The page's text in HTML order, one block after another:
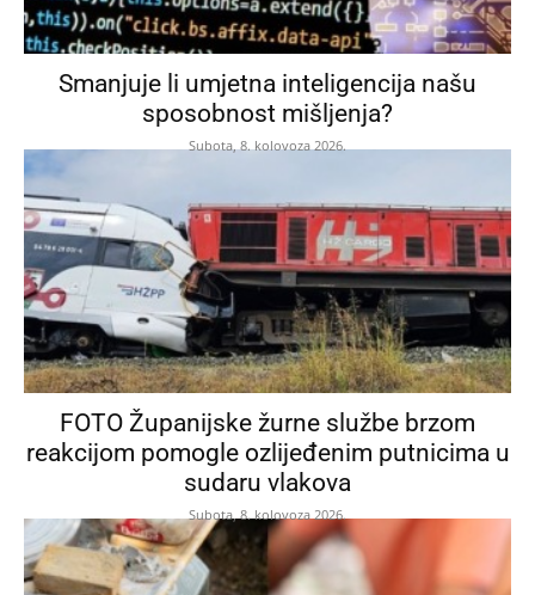
Smanjuje li umjetna inteligencija našu
sposobnost mišljenja?
Subota, 8. kolovoza 2026.
FOTO Županijske žurne službe brzom
reakcijom pomogle ozlijeđenim putnicima u
sudaru vlakova
Subota, 8. kolovoza 2026.